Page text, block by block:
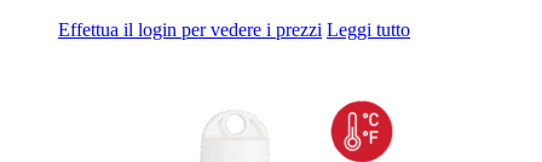
Effettua il login per vedere i prezzi Leggi tutto